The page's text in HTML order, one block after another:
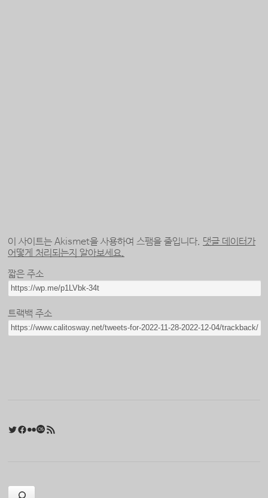
이 사이트는 Akismet을 사용하여 스팸을 줄입니다. 댓글 데이터가
어떻게 처리되는지 알아보세요.
짧은 주소
트랙백 주소
Twitter
Facebook
FlickrLast.fm
검색